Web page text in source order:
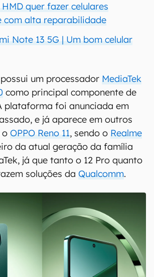
HMD quer fazer celulares
com alta reparabilidade
Note 13 5G | Um bom celular
um processador MediaTek
como principal componente de
plataforma foi anunciada em
e já aparece em outros
o OPPO Reno 11, sendo o Realme
da atual geração da família
já que tanto o 12 Pro quanto
soluções da Qualcomm.